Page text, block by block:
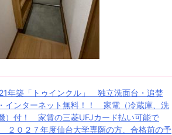
年築「トゥインクル」 独立洗面台・追焚
インターネット無料！！ 家電（冷蔵庫、洗
）付！ 家賃の三菱UFJカード払い可能で
２０２７年度仙台大学専願の方、合格前の予